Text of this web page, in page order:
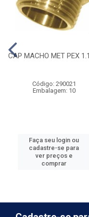
CAP MACHO MET PEX
Código: 290021
Embalagem: 10
Faça seu login ou
cadastre-se para
ver preços e
comprar